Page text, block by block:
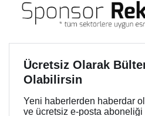
Ücretsiz Olarak
Olabilirsin
Yeni haberlerden haberdar
ve ücretsiz e-posta aboneliği